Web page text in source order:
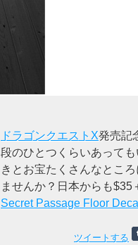
ドラゴンクエストX発売記
段のひとつくらいあって
きとお宝たくさんなとこ
ませんか？日本からも$35
Secret Passage Floor Decal
ツイートする